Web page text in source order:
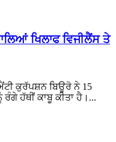
ਖਿਲਾਫ ਵਿਜੀਲੈਂਸ ਤੇ
ਕੁਰੱਪਸ਼ਨ ਬਿਊਰੋ ਨੇ 15
ਹੱਥੀਂ ਕਾਬੂ ਕੀਤਾ ਹੈ।...